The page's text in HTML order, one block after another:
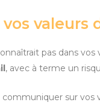
valeurs
pas dans
, avec à terme un
sur vos